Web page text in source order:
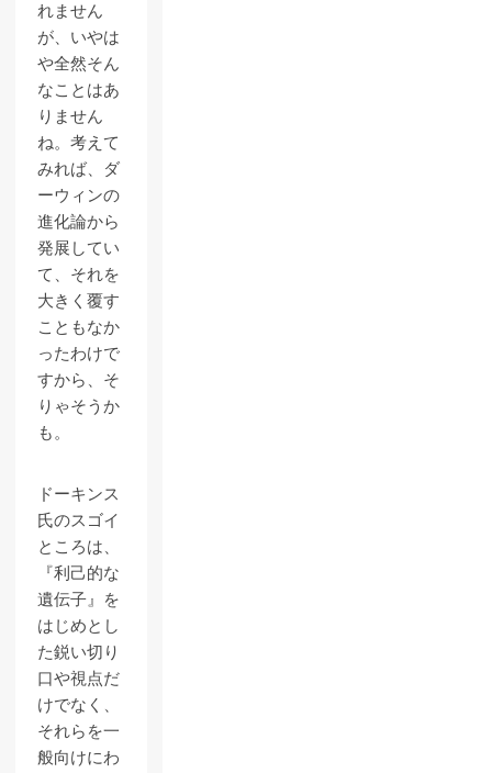
れません
が、いやは
や全然そん
なことはあ
りません
ね。考えて
みれば、ダ
ーウィンの
進化論から
発展してい
て、それを
大きく覆す
こともなか
ったわけで
すから、そ
りゃそうか
も。
ドーキンス
氏のスゴイ
ところは、
『利己的な
遺伝子』を
はじめとし
た鋭い切り
口や視点だ
けでなく、
それらを一
般向けにわ